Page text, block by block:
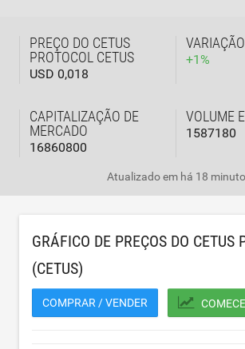
PREÇO DO CETUS
PROTOCOL CETUS
USD 0,018
+1%
CAPITALIZAÇÃO DE
MERCADO
16860800
VOLUME
1587180
Atualizado em há 18
GRÁFICO DE PREÇOS DO CETUS
(CETUS)
COMPRAR / VENDER